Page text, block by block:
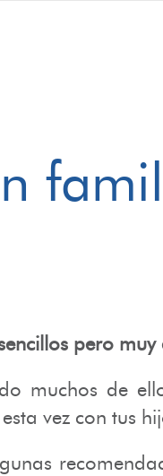
pero
muchos de
vez con tus